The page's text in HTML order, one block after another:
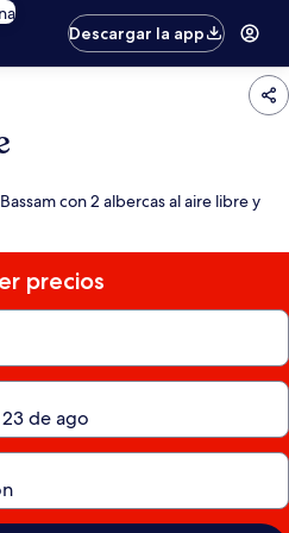
Descargar la app
con 2 albercas al aire libre y
precios